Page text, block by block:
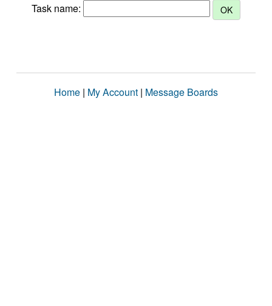
Task name:
Home | My Account | Message Boards